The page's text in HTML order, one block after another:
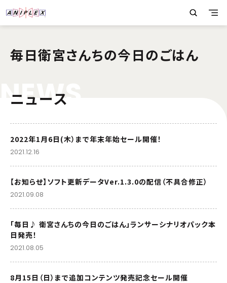
毎日衛宮さんちの今日のごはん
NEWS
ニュース
2022年1月6日(木）まで年末年始セール開催！
2021.12.16
【お知らせ】ソフト更新データVer.1.3.0の配信（不具合修正）
2021.09.08
「毎日♪ 衛宮さんちの今日のごはん」ランサーシナリオパック本
日発売！
2021.08.05
8月15日（日）まで追加コンテンツ発売記念セール開催